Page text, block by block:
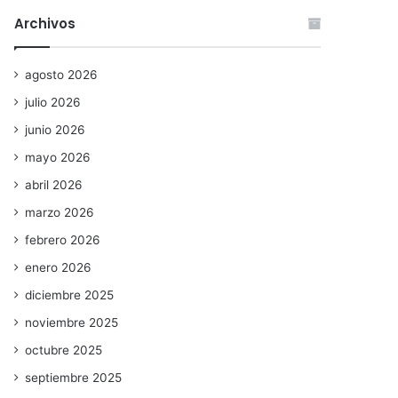
Archivos
agosto 2026
julio 2026
junio 2026
mayo 2026
abril 2026
marzo 2026
febrero 2026
enero 2026
diciembre 2025
noviembre 2025
octubre 2025
septiembre 2025